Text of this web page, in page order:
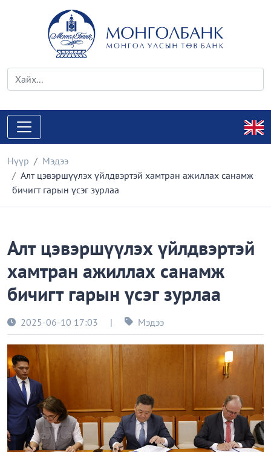
Нүүр
Мэдээ
Алт цэвэршүүлэх үйлдвэртэй хамтран ажиллах санамж
бичигт гарын үсэг зурлаа
Алт цэвэршүүлэх үйлдвэртэй
хамтран ажиллах санамж
бичигт гарын үсэг зурлаа
2025-06-10 17:03 | Мэдээ